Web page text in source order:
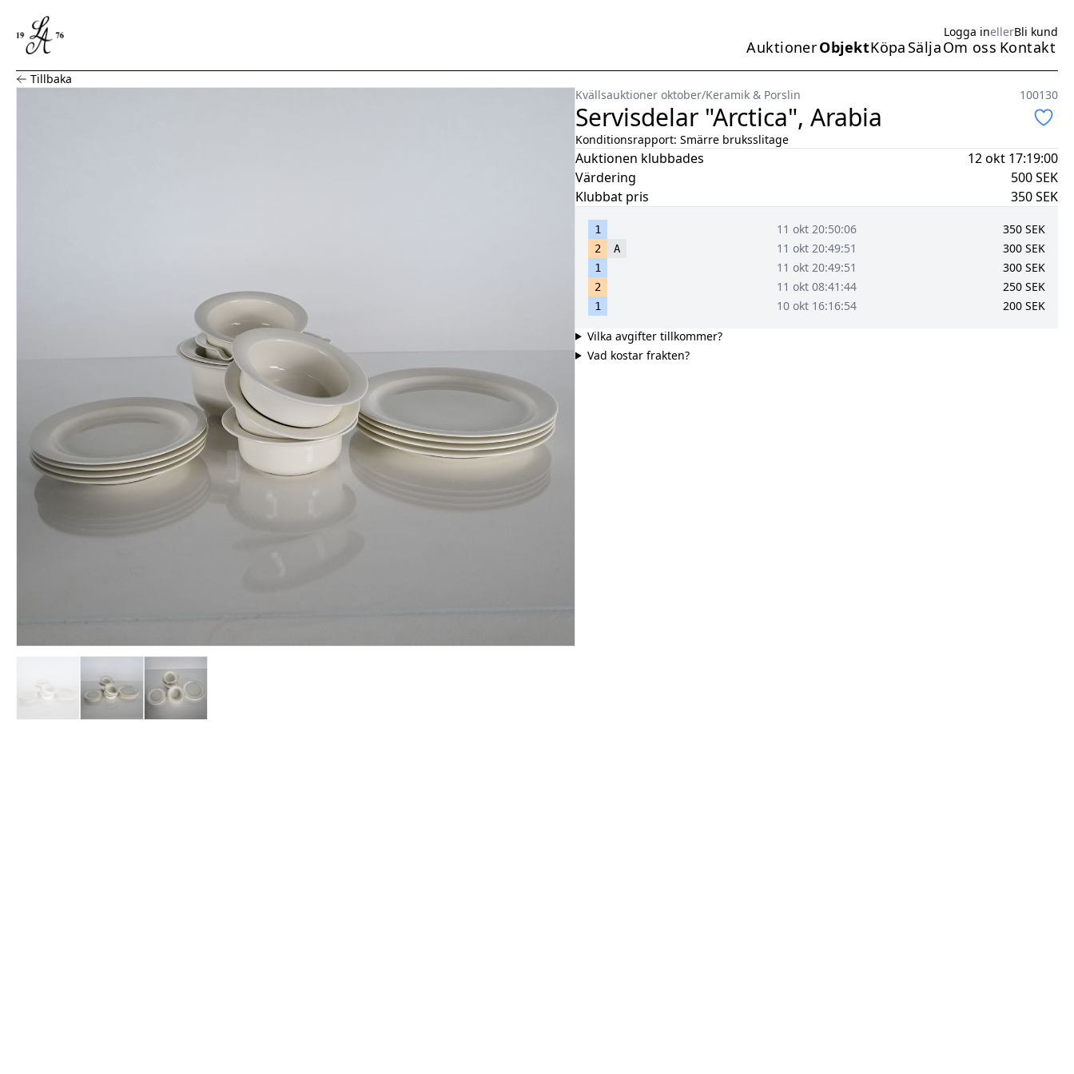
Logga inellerBli kund
Huvudmeny
AuktionerObjektKöpa SäljaOm oss Kontakt
Servisdelar "Arctica", Arabia
Tillbaka
Kvällsauktioner oktober/Keramik & Porslin 100130
Servisdelar "Arctica", Arabia
Konditionsrapport: Smärre bruksslitage
Auktionen klubbades
12 okt 17:19:00
Värdering
500SEK
Klubbat pris
350SEK
1 11 okt 20:50:06 350 SEK
2 A 11 okt 20:49:51 300 SEK
1 11 okt 20:49:51 300 SEK
2 11 okt 08:41:44 250 SEK
1 10 okt 16:16:54 200 SEK
Vilka avgifter tillkommer?
Vad kostar frakten?